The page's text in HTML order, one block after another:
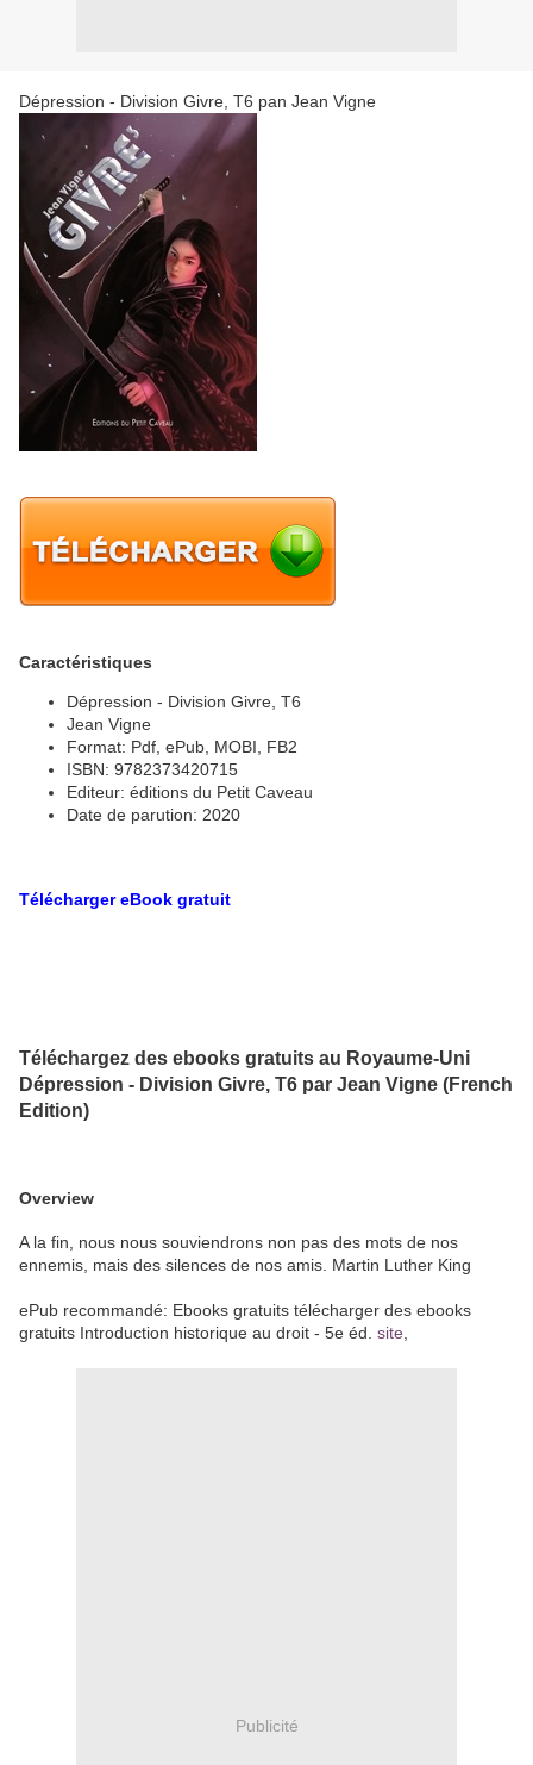
Dépression - Division Givre, T6 pan Jean Vigne
Caractéristiques
Dépression - Division Givre, T6
Jean Vigne
Format: Pdf, ePub, MOBI, FB2
ISBN: 9782373420715
Editeur: éditions du Petit Caveau
Date de parution: 2020
Télécharger eBook gratuit
Téléchargez des ebooks gratuits au Royaume-Uni
Dépression - Division Givre, T6 par Jean Vigne (French
Edition)
Overview
A la fin, nous nous souviendrons non pas des mots de nos
ennemis, mais des silences de nos amis. Martin Luther King
ePub recommandé: Ebooks gratuits télécharger des ebooks
gratuits Introduction historique au droit - 5e éd. site
Publicité